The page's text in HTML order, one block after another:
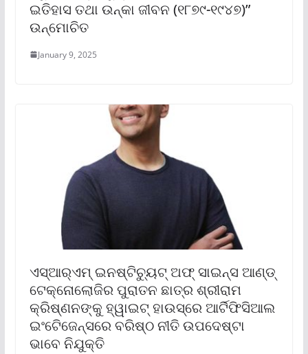
ଇତିହାସ ତଥା ଉନ୍‌କା ଜୀବନ (୧୮୭୯-୧୯୪୭)”
ଉନ୍ମୋଚିତ
January 9, 2025
ଏସ୍‌ଆର୍‌ଏମ୍ ଇନଷ୍ଟିଚ୍ୟୁଟ୍ ଅଫ୍ ସାଇନ୍ସ ଆଣ୍ଡ୍
ଟେକ୍ନୋଲୋଜିର ପୁରାତନ ଛାତ୍ର ଶ୍ରୀରାମ
କ୍ରିଷ୍ଣନଙ୍କୁ ହ୍ୱାଇଟ୍ ହାଉସ୍‌ରେ ଆର୍ଟିଫିସିଆଲ
ଇଂଟେିଜେନ୍ସରେ ବରିଷ୍ଠ ନୀତି ଉପଦେଷ୍ଟା
ଭାବେ ନିଯୁକ୍ତି